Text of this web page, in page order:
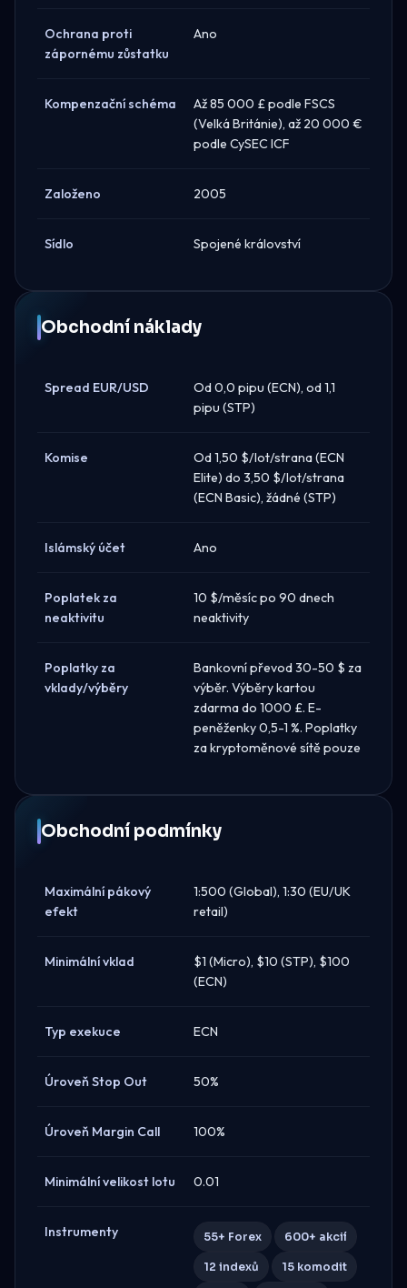
Ochrana proti
zápornému zůstatku
Ano
Kompenzační schéma
Až 85 000 £ podle FSCS
(Velká Británie), až 20 000 €
podle CySEC ICF
Založeno 2005
Sídlo Spojené království
Obchodní náklady
Spread EUR/USD
Od 0,0 pipu (ECN), od 1,1
pipu (STP)
Komise
Od 1,50 $/lot/strana (ECN
Elite) do 3,50 $/lot/strana
(ECN Basic), žádné (STP)
Islámský účet Ano
Poplatek za
neaktivitu
10 $/měsíc po 90 dnech
neaktivity
Poplatky za
vklady/výběry
Bankovní převod 30-50 $ za
výběr. Výběry kartou
zdarma do 1000 £. E-
peněženky 0,5-1 %. Poplatky
za kryptoměnové sítě pouze
Obchodní podmínky
Maximální pákový
efekt
1:500 (Global), 1:30 (EU/UK
retail)
Minimální vklad
$1 (Micro), $10 (STP), $100
(ECN)
Typ exekuce ECN
Úroveň Stop Out 50%
Úroveň Margin Call 100%
Minimální velikost lotu 0.01
Instrumenty 55+ Forex 600+ akcií
12 indexů 15 komodit